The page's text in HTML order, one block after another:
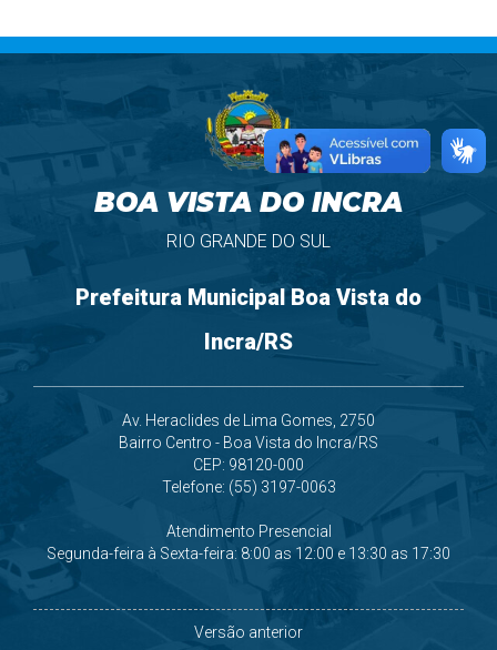
BOA VISTA DO INCRA
RIO GRANDE DO SUL
Prefeitura Municipal Boa Vista do
Incra/RS
Av. Heraclides de Lima Gomes, 2750
Bairro Centro - Boa Vista do Incra/RS
CEP: 98120-000
Telefone: (55) 3197-0063
Atendimento Presencial
Segunda-feira à Sexta-feira: 8:00 as 12:00 e 13:30 as 17:30
Versão anterior